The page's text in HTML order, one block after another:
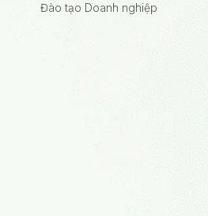
Đào tạo Doanh nghiệp